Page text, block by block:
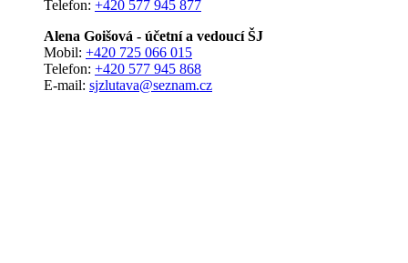
Telefon: +420 577 945 877
Alena Goišová - účetní a vedoucí ŠJ
Mobil: +420 725 066 015
Telefon: +420 577 945 868
E-mail: sjzlutava@seznam.cz